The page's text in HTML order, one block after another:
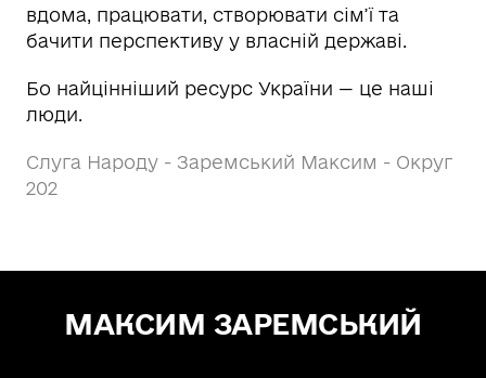
вдома, працювати, створювати сім’ї та
бачити перспективу у власній державі.
Бо найцінніший ресурс України — це наші
люди.
Слуга Народу - Заремський Максим - Округ
202
МАКСИМ ЗАРЕМСЬКИЙ